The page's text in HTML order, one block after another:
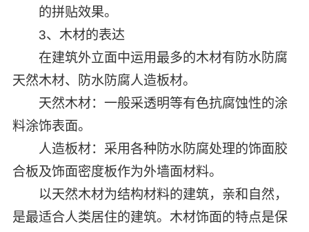
的拼贴效果。
3、木材的表达
在建筑外立面中运用最多的木材有防水防腐
天然木材、防水防腐人造板材。
天然木材：一般采透明等有色抗腐蚀性的涂
料涂饰表面。
人造板材：采用各种防水防腐处理的饰面胶
合板及饰面密度板作为外墙面材料。
以天然木材为结构材料的建筑，亲和自然，
是最适合人类居住的建筑。木材饰面的特点是保